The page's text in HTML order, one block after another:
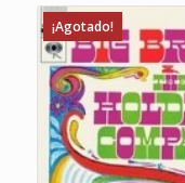
¡Agotado!